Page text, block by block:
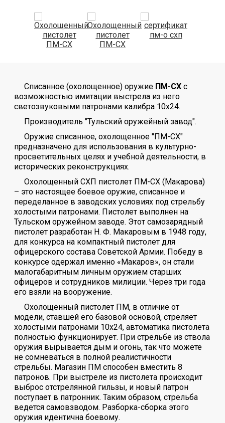
Списанное (охолощенное) оружие ПМ-СХ с
возможностью имитации выстрела из него
светозвуковыми патронами калибра 10х24.
Производитель "Тульский оружейный завод".
Оружие списанное, охолощенное "ПМ-СХ"
предназначено для использования в культурно-
просветительных целях и учебной деятельности, в
исторических реконструкциях.
Охолощенный СХП пистолет ПМ-СХ (Макарова)
– это настоящее боевое оружие, списанное и
переделанное в заводских условиях под стрельбу
холостыми патронами. Пистолет выполнен на
Тульском оружейном заводе. Этот самозарядный
пистолет разработан Н. Ф. Макаровым в 1948 году,
для конкурса на компактный пистолет для
офицерского состава Советской Армии. Победу в
конкурсе одержал именно «Макаров», он стали
малогабаритным личным оружием старших
офицеров и сотрудников милиции. Через три года
его взяли на вооружение.
Охолощенный пистолет ПМ, в отличие от
модели, ставшей его базовой основой, стреляет
холостыми патронами 10х24, автоматика пистолета
полностью функционирует. При стрельбе из ствола
оружия вырывается дым и огонь, так что можете
не сомневаться в полной реалистичности
стрельбы. Магазин ПМ способен вместить 8
патронов. При выстреле из пистолета происходит
выброс отстрелянной гильзы, и новый патрон
поступает в патронник. Таким образом, стрельба
ведется самовзводом. Разборка-сборка этого
оружия идентична боевому.